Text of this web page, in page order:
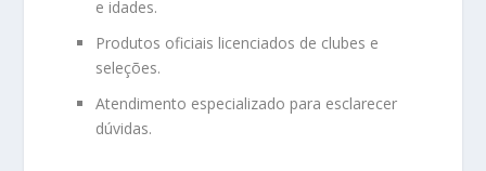
e idades.
Produtos oficiais licenciados de clubes e
seleções.
Atendimento especializado para esclarecer
dúvidas.